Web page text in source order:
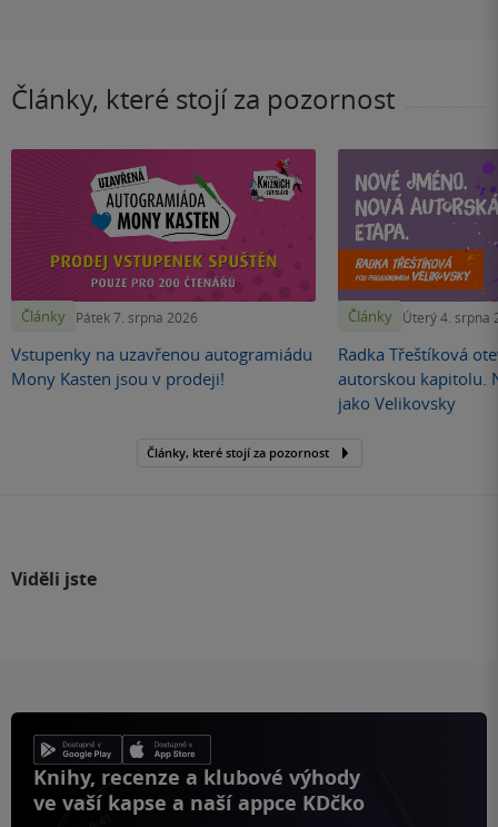
Články, které stojí za pozornost
Články Pátek 7. srpna 2026
Vstupenky na uzavřenou autogramiádu
Mony Kasten jsou v prodeji!
Články Úterý 4. srpna
Radka Třeštíková
autorskou kapitolu.
jako Velikovsky
Články, které stojí za pozornost
Viděli jste
Knihy, recenze a klubové výhody
ve vaší kapse a naší appce KDčko